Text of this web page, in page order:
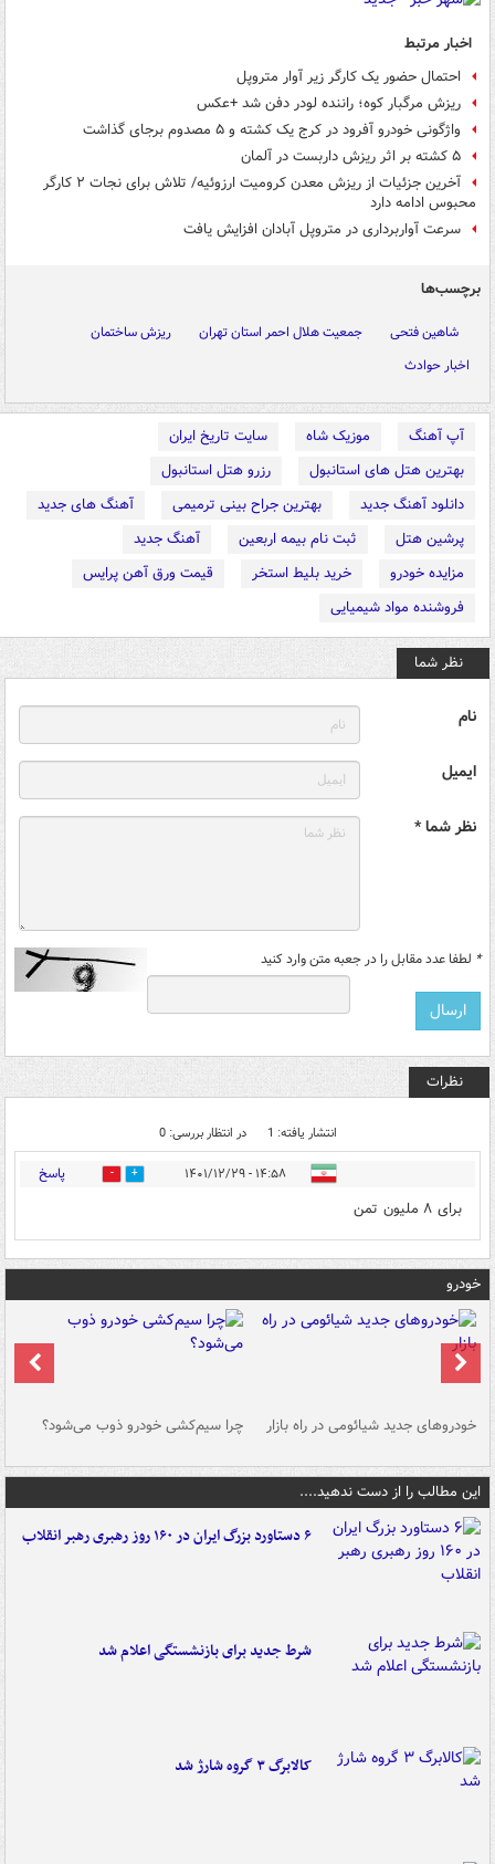
اخبار مرتبط
احتمال حضور یک کارگر زیر آوار متروپل
ریزش مرگبار کوه؛ راننده لودر دفن شد +عکس
واژگونی خودرو آفرود در کرج یک کشته و ۵ مصدوم برجای گذاشت
۵ کشته بر اثر ریزش داربست در آلمان
آخرین جزئیات از ریزش معدن کرومیت ارزوئیه/ تلاش برای نجات ۲ کارگر
محبوس ادامه دارد
سرعت آواربرداری در متروپل آبادان افزایش یافت
برچسب‌ها
شاهین فتحی جمعیت هلال احمر استان تهران
ریزش ساختمان
اخبار حوادث
آپ آهنگ موزیک شاه
سایت تاریخ ایران
بهترین هتل های استانبول
رزرو هتل استانبول
دانلود آهنگ جدید
بهترین جراح بینی ترمیمی
آهنگ های جدید
پرشین هتل
ثبت نام بیمه اربعین
آهنگ جدید
مزایده خودرو
خرید بلیط استخر
قیمت ورق آهن پرایس
فروشنده مواد شیمیایی
نظر شما
نام
ایمیل
نظر شما *
* لطفا عدد مقابل را در جعبه متن وارد کنید
نظرات
انتشار یافته: 1 در انتظار بررسی: 0
۱۴:۵۸ - ۱۴۰۱/۱۲/۲۹ 1 پاسخ
برای ۸ ملیون تمن
خودرو
خودروهای جدید شیائومی در راه بازار چرا سیم‌کشی خودرو ذوب می‌شود؟
این مطالب را از دست ندهید....
۶ دستاورد بزرگ ایران در ۱۶۰ روز رهبری رهبر انقلاب
شرط جدید برای بازنشستگی اعلام شد
کالابرگ ۳ گروه شارژ شد